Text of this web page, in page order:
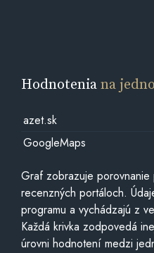
Hodnoteniana
azet.sk
GoogleMaps
Graf zobrazuje porovnanie
recenzných portáloch.
programu a vychádzajú z
Každá krivka zodpovedá
úrovni hodnotení medzi